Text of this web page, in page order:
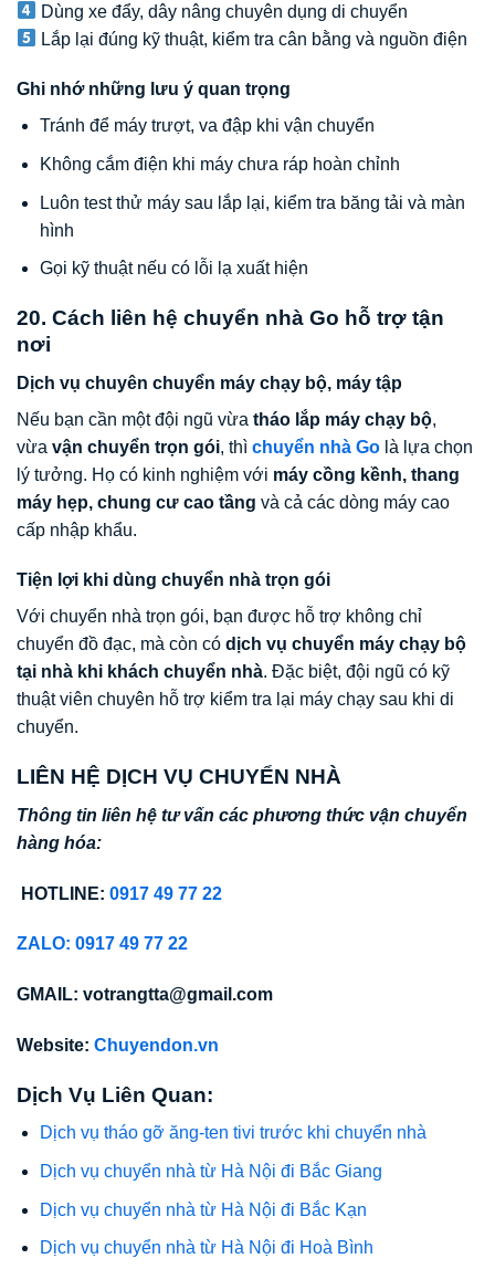
Dùng xe đẩy, dây nâng chuyên dụng di chuyển
Lắp lại đúng kỹ thuật, kiểm tra cân bằng và nguồn điện
Ghi nhớ những lưu ý quan trọng
Tránh để máy trượt, va đập khi vận chuyển
Không cắm điện khi máy chưa ráp hoàn chỉnh
Luôn test thử máy sau lắp lại, kiểm tra băng tải và màn
hình
Gọi kỹ thuật nếu có lỗi lạ xuất hiện
20. Cách liên hệ chuyển nhà Go hỗ trợ tận
nơi
Dịch vụ chuyên chuyển máy chạy bộ, máy tập
Nếu bạn cần một đội ngũ vừa tháo lắp máy chạy bộ,
vừa vận chuyển trọn gói, thì chuyển nhà Go là lựa chọn
lý tưởng. Họ có kinh nghiệm với máy cồng kềnh, thang
máy hẹp, chung cư cao tầng và cả các dòng máy cao
cấp nhập khẩu.
Tiện lợi khi dùng chuyển nhà trọn gói
Với chuyển nhà trọn gói, bạn được hỗ trợ không chỉ
chuyển đồ đạc, mà còn có dịch vụ chuyển máy chạy bộ
tại nhà khi khách chuyển nhà. Đặc biệt, đội ngũ có kỹ
thuật viên chuyên hỗ trợ kiểm tra lại máy chạy sau khi di
chuyển.
LIÊN HỆ DỊCH VỤ CHUYỂN NHÀ
Thông tin liên hệ tư vấn các phương thức vận chuyển
hàng hóa:
HOTLINE: 0917 49 77 22
ZALO: 0917 49 77 22
GMAIL: votrangtta@gmail.com
Website: Chuyendon.vn
Dịch Vụ Liên Quan:
Dịch vụ tháo gỡ ăng-ten tivi trước khi chuyển nhà
Dịch vụ chuyển nhà từ Hà Nội đi Bắc Giang
Dịch vụ chuyển nhà từ Hà Nội đi Bắc Kạn
Dịch vụ chuyển nhà từ Hà Nội đi Hoà Bình